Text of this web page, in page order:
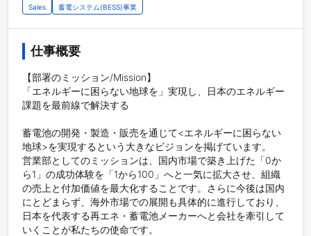
Sales 蓄電システム(BESS)事業
仕事概要
【部署のミッション/Mission】
「エネルギーに困らない地球を」実現し、日本のエネルギー
課題を最前線で解決する
蓄電池の開発・製造・販売を通じて<エネルギーに困らない
地球>を実現するという大きなビジョンを掲げています。
営業部としてのミッションは、国内市場で築き上げた「0か
ら1」の成功体験を「1から100」へと一気に拡大させ、組織
の売上と付加価値を最大化することです。さらに今後は国内
にとどまらず、海外市場での展開も具体的に進行しており、
日本を代表する再エネ・蓄電池メーカーへと会社を牽引して
いくことが私たちの使命です。